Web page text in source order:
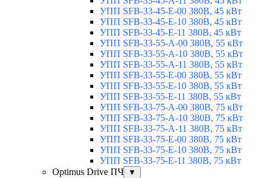
УПП SFB-33-45-E-00 380В, 45 кВт
УПП SFB-33-45-E-10 380В, 45 кВт
УПП SFB-33-45-E-11 380В, 45 кВт
УПП SFB-33-55-A-00 380В, 55 кВт
УПП SFB-33-55-A-10 380В, 55 кВт
УПП SFB-33-55-A-11 380В, 55 кВт
УПП SFB-33-55-E-00 380В, 55 кВт
УПП SFB-33-55-E-10 380В, 55 кВт
УПП SFB-33-55-E-11 380В, 55 кВт
УПП SFB-33-75-A-00 380В, 75 кВт
УПП SFB-33-75-A-10 380В, 75 кВт
УПП SFB-33-75-A-11 380В, 75 кВт
УПП SFB-33-75-E-00 380В, 75 кВт
УПП SFB-33-75-E-10 380В, 75 кВт
УПП SFB-33-75-E-11 380В, 75 кВт
Optimus Drive ПЧ
▼